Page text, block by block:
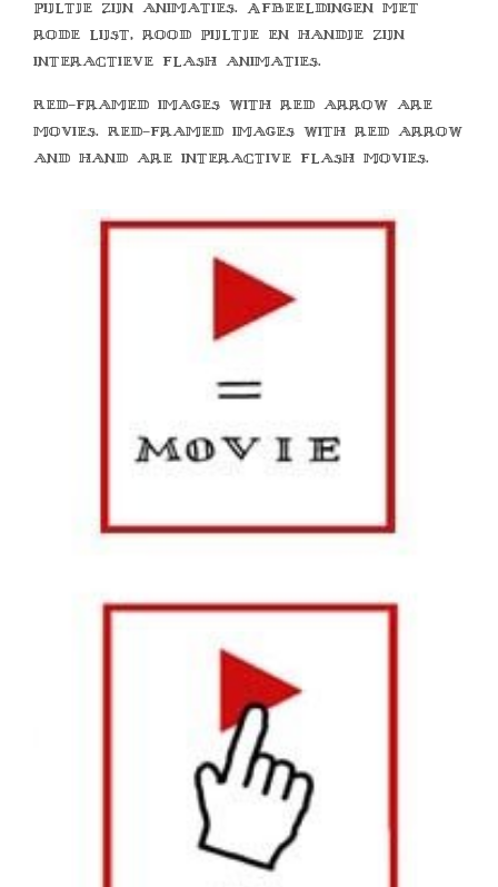
pijltje zijn animaties. Afbeeldingen met
rode lijst, rood pijltje en handje zijn
interactieve flash animaties.
Red-framed images with red arrow are
movies. Red-framed images with red arrow
and hand are interactive flash movies.